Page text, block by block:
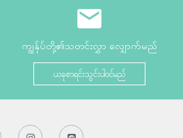
ကျွန်ုပ်တို့၏သတင်းလွှာ လျှောက်မည်
ယခုစာရင်းသွင်းပါဝင်မည်